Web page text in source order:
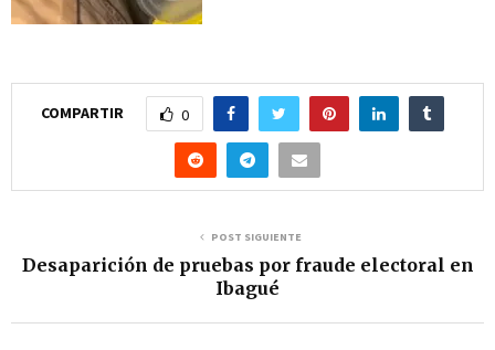
COMPARTIR 0
POST SIGUIENTE
Desaparición de pruebas por fraude electoral en
Ibagué